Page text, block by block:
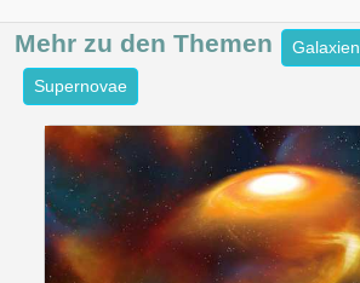
Mehr zu den Themen Galaxien
Supernovae